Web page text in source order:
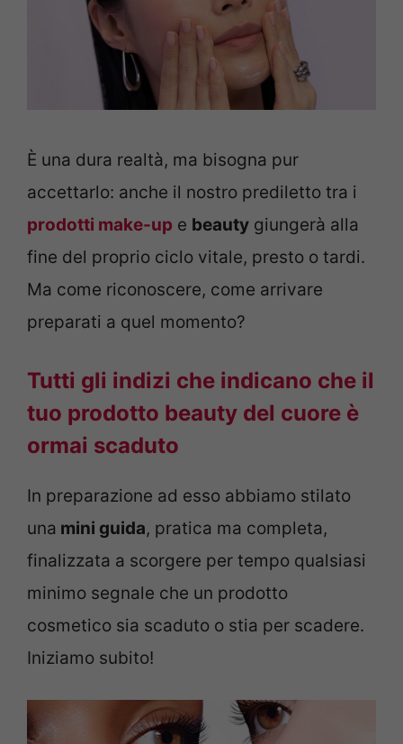
È una dura realtà, ma bisogna pur
accettarlo: anche il nostro prediletto tra i
prodotti make-up e beauty giungerà alla
fine del proprio ciclo vitale, presto o tardi.
Ma come riconoscere, come arrivare
preparati a quel momento?
Tutti gli indizi che indicano che il
tuo prodotto beauty del cuore è
ormai scaduto
In preparazione ad esso abbiamo stilato
una mini guida, pratica ma completa,
finalizzata a scorgere per tempo qualsiasi
minimo segnale che un prodotto
cosmetico sia scaduto o stia per scadere.
Iniziamo subito!